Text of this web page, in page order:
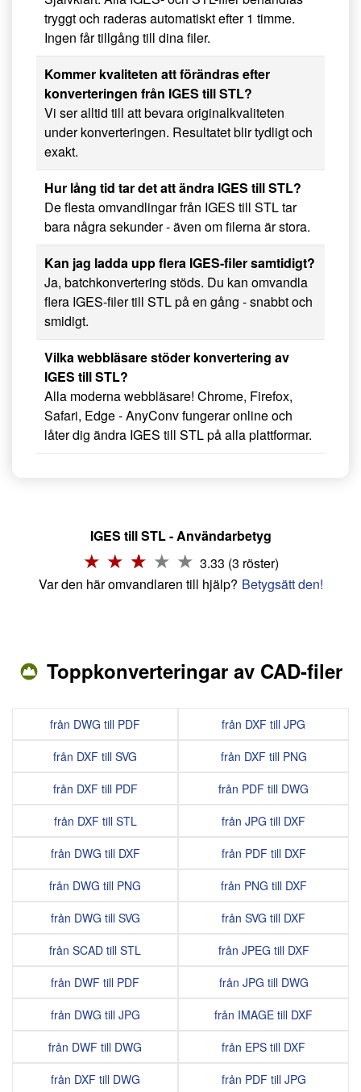
tryggt och raderas automatiskt efter 1 timme.
Ingen får tillgång till dina filer.
Kommer kvaliteten att förändras efter
konverteringen från IGES till STL?
Vi ser alltid till att bevara originalkvaliteten
under konverteringen. Resultatet blir tydligt och
exakt.
Hur lång tid tar det att ändra IGES till STL?
De flesta omvandlingar från IGES till STL tar
bara några sekunder - även om filerna är stora.
Kan jag ladda upp flera IGES-filer samtidigt?
Ja, batchkonvertering stöds. Du kan omvandla
flera IGES-filer till STL på en gång - snabbt och
smidigt.
Vilka webbläsare stöder konvertering av
IGES till STL?
Alla moderna webbläsare! Chrome, Firefox,
Safari, Edge - AnyConv fungerar online och
låter dig ändra IGES till STL på alla plattformar.
IGES till STL - Användarbetyg
3.33 (3 röster)
Var den här omvandlaren till hjälp? Betygsätt den!
Toppkonverteringar av CAD-filer
från DWG till PDF
från DXF till SVG
från DXF till PDF
från DXF till STL
från DWG till DXF
från DWG till PNG
från DWG till SVG
från SCAD till STL
från DWF till PDF
från DWG till JPG
från DWF till DWG
från DXF till DWG
från DXF till JPG
från DXF till PNG
från PDF till DWG
från JPG till DXF
från PDF till DXF
från PNG till DXF
från SVG till DXF
från JPEG till DXF
från JPG till DWG
från IMAGE till DXF
från EPS till DXF
från PDF till JPG